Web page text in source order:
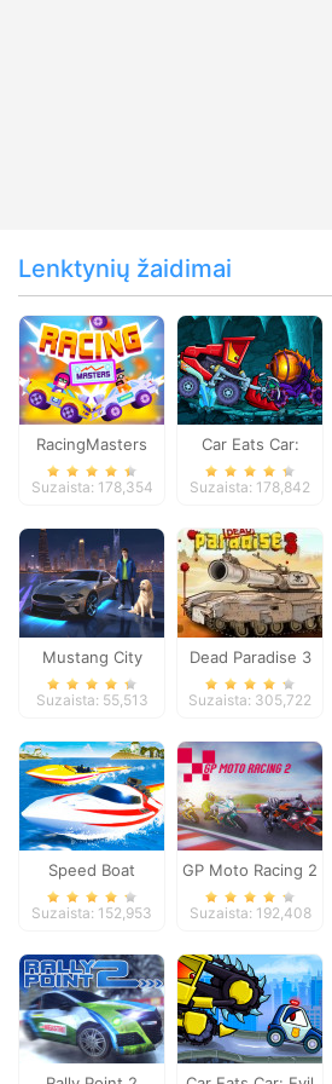
Lenktynių žaidimai
RacingMasters
Suzaista: 178,354
Car Eats Car:
Dungeon
Suzaista: 178,842
Mustang City
Driver
Suzaista: 55,513
Dead Paradise 3
Suzaista: 305,722
Speed Boat
Extreme Racing
Suzaista: 152,953
GP Moto Racing 2
Suzaista: 192,408